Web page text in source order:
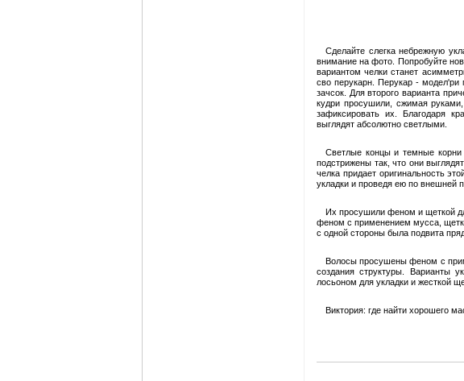
Сделайте слегка небрежную
внимание на фото. Попробуйте
вариантом челки станет
сво перукарн. Перукар - модел'ри
зачсок. Для второго варианта
кудри просушили, сжимая
зафиксировать их. Благодаря
выглядят абсолютно светлыми.
Светлые концы и темные корни
подстрижены так, что они
челка придает оригинальность
укладки и проведя ею по внешней
Их просушили феном и щеткой
феном с применением мусса,
с одной стороны была подвита
Волосы просушены феном с
создания структуры. Варианты
лосьоном для укладки и жесткой
Виктория: где найти хорошего